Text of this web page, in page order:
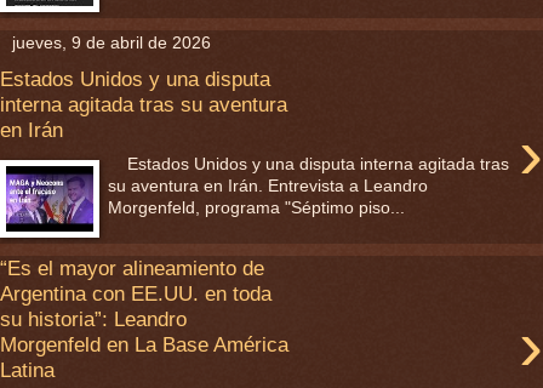
jueves, 9 de abril de 2026
Estados Unidos y una disputa
interna agitada tras su aventura
en Irán
›
Estados Unidos y una disputa interna agitada tras
su aventura en Irán. Entrevista a Leandro
Morgenfeld, programa "Séptimo piso...
“Es el mayor alineamiento de
Argentina con EE.UU. en toda
su historia”: Leandro
Morgenfeld en La Base América
Latina
›